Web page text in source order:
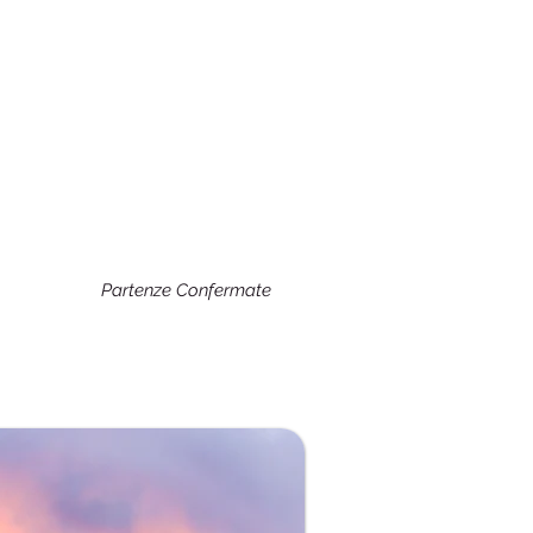
Partenze Confermate